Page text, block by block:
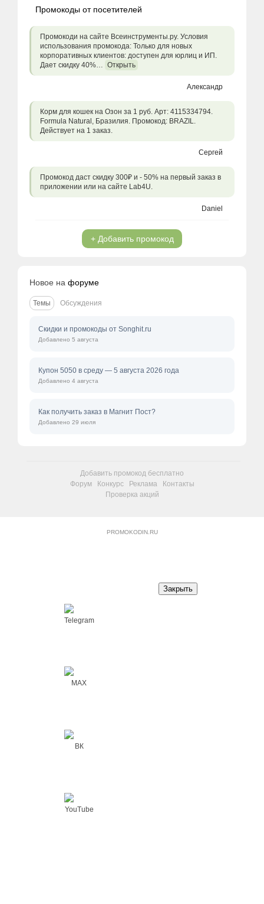
Промокоды от посетителей
Промокоди на сайте Всеинструменты.ру. Условия
использования промокода: Только для новых
корпоративных клиентов: доступен для юрлиц и ИП.
Дает скидку 40%… Открыть
Александр
Корм для кошек на Озон за 1 руб. Арт: 4115334794.
Formula Natural, Бразилия. Промокод: BRAZIL.
Действует на 1 заказ.
Сергей
Промокод даст скидку 300₽ и - 50% на первый заказ в
приложении или на сайте Lab4U.
Daniel
+ Добавить промокод
Новое на форуме
Темы Обсуждения
Скидки и промокоды от Songhit.ru
Добавлено 5 августа
Купон 5050 в среду — 5 августа 2026 года
Добавлено 4 августа
Как получить заказ в Магнит Пост?
Добавлено 29 июля
Добавить промокод бесплатно
Форум
Конкурс Реклама
Контакты
Проверка акций
PROMOKODIN.RU
Telegram
MAX
ВК
YouTube
Закрыть